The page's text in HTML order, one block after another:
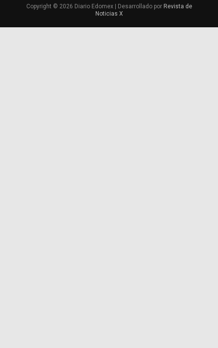
Copyright © 2026 Diario Edomex | Desarrollado por Revista de
Noticias X